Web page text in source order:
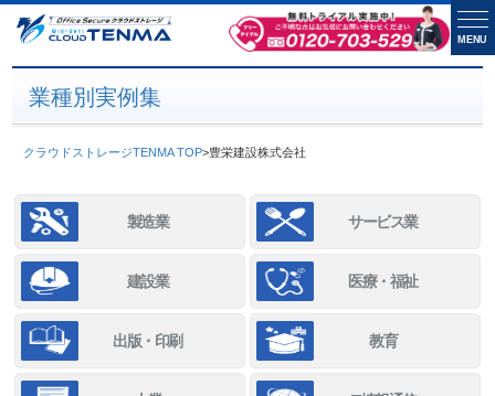
業種別実例集
クラウドストレージTENMA TOP>豊栄建設株式会社
製造業 サービス業
建設業 医療・福祉
出版・印刷 教育
MENU